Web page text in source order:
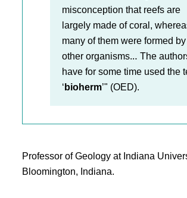
misconception that reefs are
largely made of coral,
many of them were formed by
other organisms.‥ The
have for some time used the
‘ bioherm’" (OED).
Professor of Geology at Indiana
Bloomington, Indiana.